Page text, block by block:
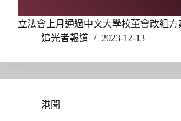
立法會上月通過中文大學校董會改組
追光者報道
2023-12-13
港聞